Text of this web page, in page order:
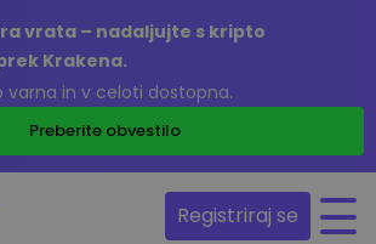
vrata – nadaljujte s kripto
Krakena.
varna in v celoti dostopna.
Preberite obvestilo
Registriraj se